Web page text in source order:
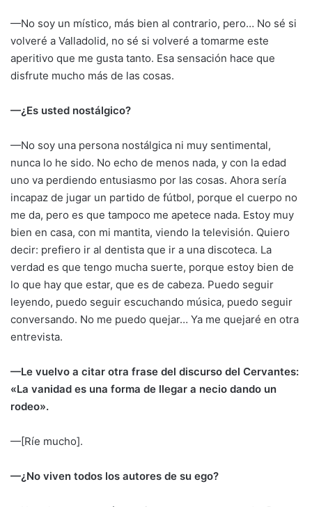
—No soy un místico, más bien al contrario, pero… No sé si
volveré a Valladolid, no sé si volveré a tomarme este
aperitivo que me gusta tanto. Esa sensación hace que
disfrute mucho más de las cosas.
—¿Es usted nostálgico?
—No soy una persona nostálgica ni muy sentimental,
nunca lo he sido. No echo de menos nada, y con la edad
uno va perdiendo entusiasmo por las cosas. Ahora sería
incapaz de jugar un partido de fútbol, porque el cuerpo no
me da, pero es que tampoco me apetece nada. Estoy muy
bien en casa, con mi mantita, viendo la televisión. Quiero
decir: prefiero ir al dentista que ir a una discoteca. La
verdad es que tengo mucha suerte, porque estoy bien de
lo que hay que estar, que es de cabeza. Puedo seguir
leyendo, puedo seguir escuchando música, puedo seguir
conversando. No me puedo quejar… Ya me quejaré en otra
entrevista.
—Le vuelvo a citar otra frase del discurso del Cervantes:
«La vanidad es una forma de llegar a necio dando un
rodeo».
—[Ríe mucho].
—¿No viven todos los autores de su ego?